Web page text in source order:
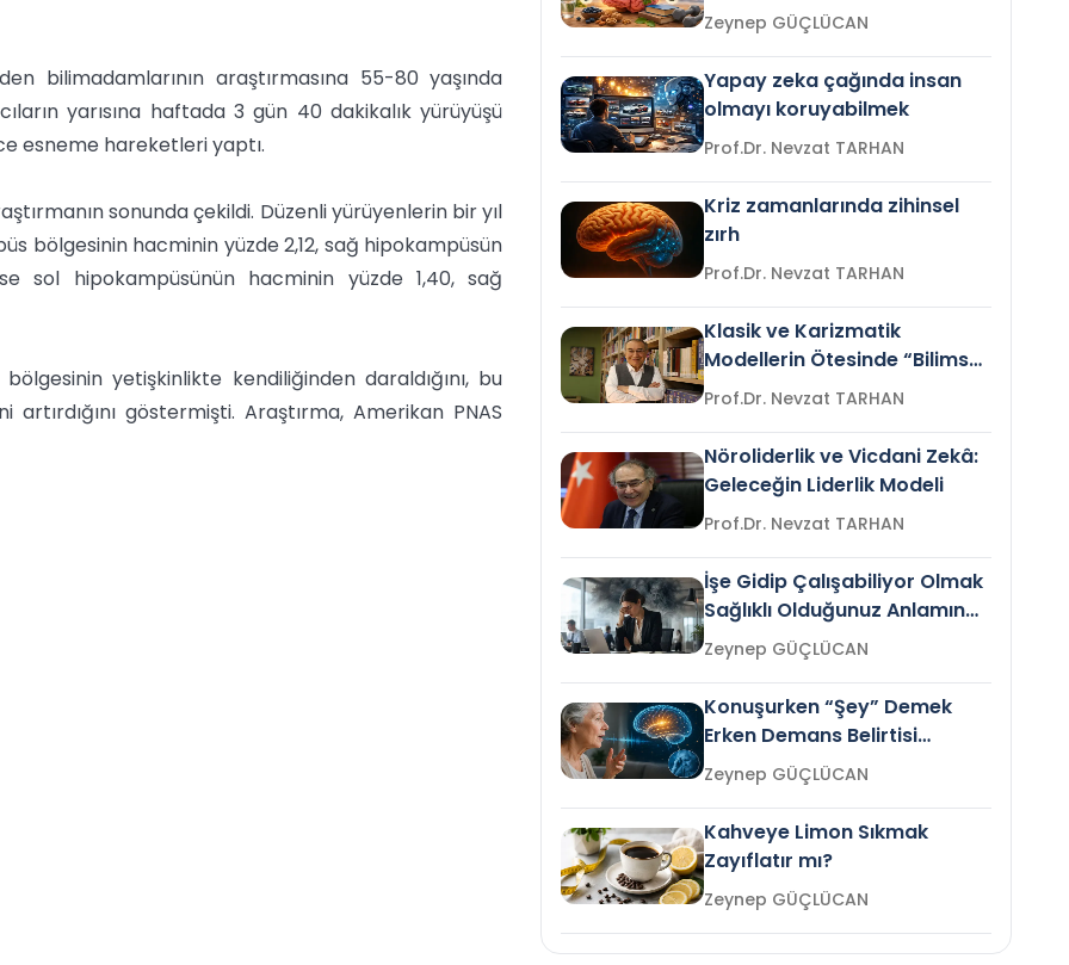
bilimadamlarının araştırmasına 55-80 yaşında
yarısına haftada 3 gün 40 dakikalık yürüyüşü
esneme hareketleri yaptı.
sonunda çekildi. Düzenli yürüyenlerin bir yıl
bölgesinin hacminin yüzde 2,12, sağ hipokampüsün
sol hipokampüsünün hacminin yüzde 1,40, sağ
yetişkinlikte kendiliğinden daraldığını, bu
göstermişti. Araştırma, Amerikan PNAS
Zeynep GÜÇLÜCAN
Yapay zeka çağında insan
olmayı koruyabilmek
Prof.Dr. Nevzat TARHAN
Kriz zamanlarında zihinsel
zırh
Prof.Dr. Nevzat TARHAN
Klasik ve Karizmatik
Modellerin Ötesinde “Bilimsel
Liderlik”
Prof.Dr. Nevzat TARHAN
Nöroliderlik ve Vicdani Zekâ:
Geleceğin Liderlik Modeli
Prof.Dr. Nevzat TARHAN
İşe Gidip Çalışabiliyor Olmak
Sağlıklı Olduğunuz Anlamına
Gelir mi?Zeynep GÜÇLÜCAN
Konuşurken “Şey” Demek
Erken Demans Belirtisi
Olabilir mi?Zeynep GÜÇLÜCAN
Kahveye Limon Sıkmak
Zayıflatır mı?
Zeynep GÜÇLÜCAN